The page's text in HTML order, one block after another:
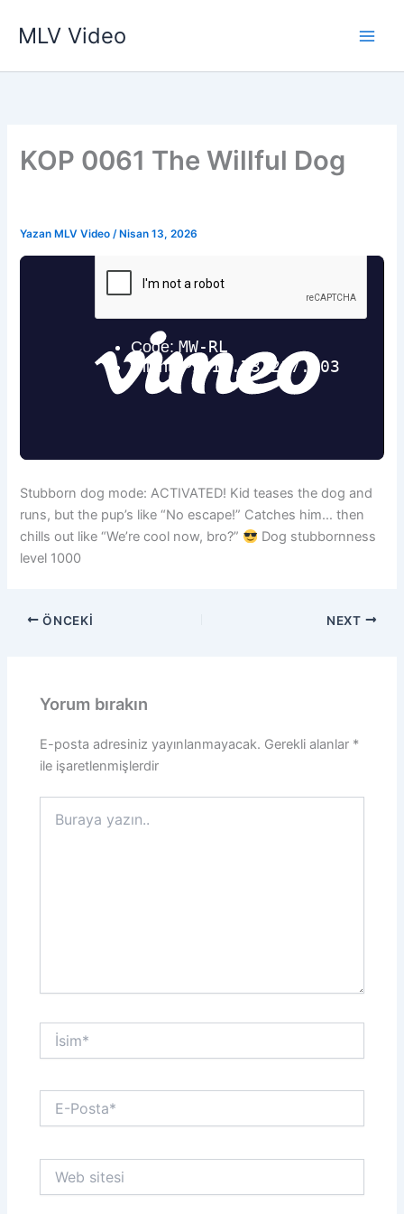
atlaMLV Video
KOP 0061 The Willful Dog
Yazan MLV Video/ Nisan 13, 2026
Stubborn dog mode: ACTIVATED! Kid teases the dog and
runs, but the pup’s like “No escape!” Catches him… then
chills out like “We’re cool now, bro?”
Dog stubbornness
level 1000
ÖNCEKI NEXT
Yorum bırakın
E-posta adresiniz yayınlanmayacak. Gerekli alanlar *
ile işaretlenmişlerdir
yazın..
İsim*
Posta*
sitesi